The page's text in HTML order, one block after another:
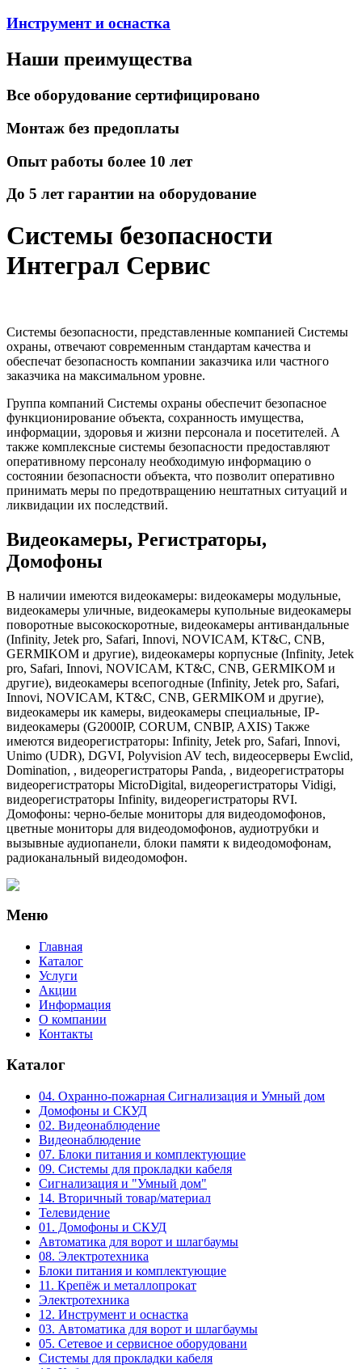
Инструмент и оснастка
Наши преимущества
Все оборудование сертифицировано
Монтаж без предоплаты
Опыт работы более 10 лет
До 5 лет гарантии на оборудование
Системы безопасности
Интеграл Сервис
Системы безопасности, представленные компанией Системы
охраны, отвечают современным стандартам качества и
обеспечат безопасность компании заказчика или частного
заказчика на максимальном уровне.
Группа компаний Системы охраны обеспечит безопасное
функционирование объекта, сохранность имущества,
информации, здоровья и жизни персонала и посетителей. А
также комплексные системы безопасности предоставляют
оперативному персоналу необходимую информацию о
состоянии безопасности объекта, что позволит оперативно
принимать меры по предотвращению нештатных ситуаций и
ликвидации их последствий.
Видеокамеры, Регистраторы,
Домофоны
В наличии имеются видеокамеры: видеокамеры модульные,
видеокамеры уличные, видеокамеры купольные видеокамеры
поворотные высокоскоротные, видеокамеры антивандальные
(Infinity, Jetek pro, Safari, Innovi, NOVICAM, KT&C, CNB,
GERMIKOM и другие), видеокамеры корпусные (Infinity, Jetek
pro, Safari, Innovi, NOVICAM, KT&C, CNB, GERMIKOM и
другие), видеокамеры всепогодные (Infinity, Jetek pro, Safari,
Innovi, NOVICAM, KT&C, CNB, GERMIKOM и другие),
видеокамеры ик камеры, видеокамеры специальные, IP-
видеокамеры (G2000IP, CORUM, CNBIP, AXIS) Также
имеются видеорегистраторы: Infinity, Jetek pro, Safari, Innovi,
Unimo (UDR), DGVI, Polyvision AV tech, видеосерверы Ewclid,
Domination, , видеорегистраторы Panda, , видеорегистраторы
видеорегистраторы MicroDigital, видеорегистраторы Vidigi,
видеорегистраторы Infinity, видеорегистраторы RVI.
Домофоны: черно-белые мониторы для видеодомофонов,
цветные мониторы для видеодомофонов, аудиотрубки и
вызывные аудиопанели, блоки памяти к видеодомофонам,
радиоканальный видеодомофон.
Меню
Главная
Каталог
Услуги
Акции
Информация
О компании
Контакты
Каталог
04. Охранно-пожарная Сигнализация и Умный дом
Домофоны и СКУД
02. Видеонаблюдение
Видеонаблюдение
07. Блоки питания и комплектующие
09. Системы для прокладки кабеля
Сигнализация и "Умный дом"
14. Вторичный товар/материал
Телевидение
01. Домофоны и СКУД
Автоматика для ворот и шлагбаумы
08. Электротехника
Блоки питания и комплектующие
11. Крепёж и металлопрокат
Электротехника
12. Инструмент и оснастка
03. Автоматика для ворот и шлагбаумы
05. Сетевое и сервисное оборудовани
Системы для прокладки кабеля